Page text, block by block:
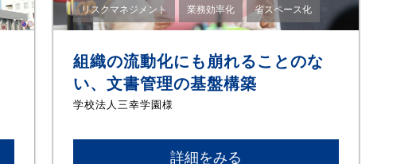
リスクマネジメント 業務効率化 省スペース化
組織の流動化にも崩れることのな
い、文書管理の基盤構築
学校法人三幸学園様
詳細をみる